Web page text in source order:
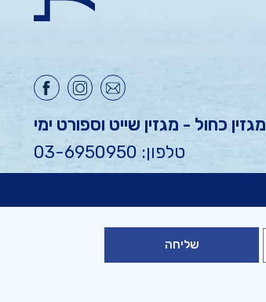
מגזין כחול - מגזין שייט וספורט ימי
טלפון: 03-6950950
שליחה